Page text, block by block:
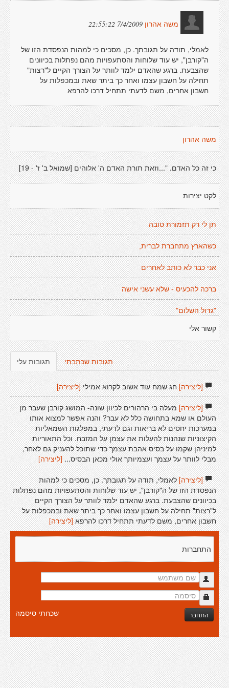
משה אהרון 7/4/2009 22:55:22
לאמלי, תודה על תגובתך. כן, מסכים כי למהות הנפסדת הזו של
ה"קורבן", יש עוד שלוחות והסתעפויות מהם נפתלות בכיוונים
שהצבעת. ברגע שהאדם ילמד לוותר על הצורך הקיים ל"רצות"
תחילה על חשבון עצמו ואחר כך ביתר שאת ובמכפלות על
חשבון אחרים, משם לדעתי תתחיל דרכו להרפא
משה אהרון
כי זה כל האדם. "...וזאת תורת האדם ה' אלוהים [שמואל ב' ז' - 19]
לקט יצירות
תן לי רק תזמורת טובה
כשהארץ מתחברת לברית,
אני כבר לא כותב לאחרים
ברכה להכעיס - שלא עשני אישה
"גדול השלום"
קשור אלי
תגובות עלי תגובות שכתבתי
[ליצירה]חג שמח עוד אשוב לקרוא אמילי [ליצירה]
[ליצירה]מעלה בי הרהורים לכיוון שונה- המושג קורבן שעבר מן
העולם או שמא בתחושה כלל לא עבר? והנה אפשר למצוא אותו
במערכות יחסים לא בריאות וגם לדעתי, במפלגות השמאליות
הקיצוניות שנהנות להעלות את עצמן על המזבח. וכל התאוריות
למיניהן שקמו על בסיס אהבת עצמך כדי שתוכל להעניק גם לאחר,
מבלי לוותר על עצמך ועצמיותך אולי מכאן הבסיס...[ליצירה]
[ליצירה]לאמלי, תודה על תגובתך. כן, מסכים כי למהות
הנפסדת הזו של ה"קורבן", יש עוד שלוחות והסתעפויות מהם נפתלות
בכיוונים שהצבעת. ברגע שהאדם ילמד לוותר על הצורך הקיים
ל"רצות" תחילה על חשבון עצמו ואחר כך ביתר שאת ובמכפלות על
חשבון אחרים, משם לדעתי תתחיל דרכו להרפא [ליצירה]
התחברות
התחבר שכחתי סיסמה